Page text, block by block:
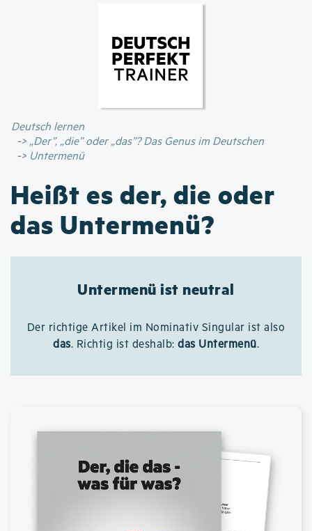
Inhalt
Deutsch lernen
„Der”, „die” oder „das”? Das Genus im Deutschen
Untermenü
Heißt es der, die oder
das Untermenü?
Untermenü ist neutral
Der richtige Artikel im Nominativ Singular ist also
das. Richtig ist deshalb: das Untermenü.